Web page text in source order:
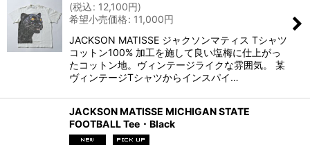
(税込: 12,100円)
希望小売価格: 11,000円
JACKSON MATISSE ジャクソンマティス Tシャツ
コットン100% 加工を施して良い塩梅に仕上がっ
たコットン地。ヴィンテージライクな雰囲気。 某
ヴィンテージTシャツからインスパイ…
JACKSON MATISSE MICHIGAN STATE
FOOTBALL Tee・Black